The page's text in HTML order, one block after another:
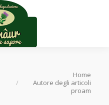
Home
Autore degli articoli
proam